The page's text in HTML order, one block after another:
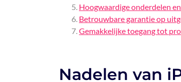
Hoogwaardige onderdelen
Betrouwbare garantie op
Gemakkelijke toegang tot
Nadelen van